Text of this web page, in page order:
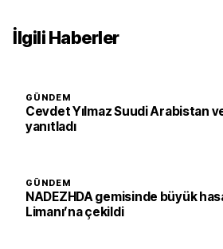
İlgili Haberler
GÜNDEM
Cevdet Yılmaz Suudi Arabistan
yanıtladı
GÜNDEM
NADEZHDA gemisinde büyük
Limanı’na çekildi